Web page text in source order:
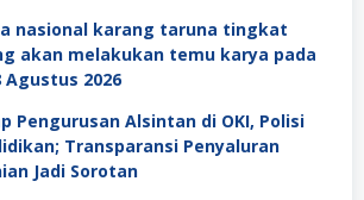
nasional karang taruna tingkat
akan melakukan temu karya pada
2026
Pengurusan Alsintan di OKI, Polisi
Transparansi Penyaluran
Jadi Sorotan